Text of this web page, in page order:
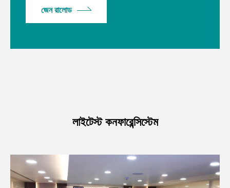
জেন রালোড
লাইটেস্ট কনফারেন্সিস্টেম